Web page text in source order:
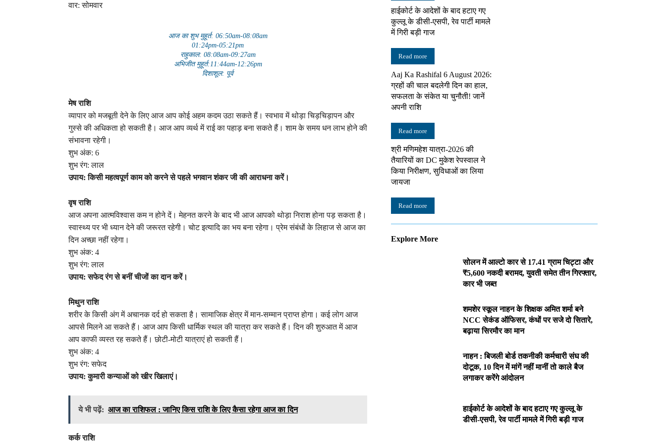
वार: सोमवार
आज का शुभ मुहूर्त: 06:50am-08:08am
01:24pm-05:21pm
राहुकाल: 08:08am-09:27am
अभिजीत मुहूर्त:11:44am-12:26pm
दिशाशूल: पूर्व
मेष राशि
व्यापार को मजबूती देने के लिए आज आप कोई अहम कदम उठा सकते हैं। स्वभाव में थोड़ा चिड़चिड़ापन और
गुस्से की अधिकता हो सकती है। आज आप व्यर्थ में राई का पहाड़ बना सकते हैं। शाम के समय धन लाभ होने की
संभावना रहेगी।
शुभ अंक: 6
शुभ रंग: लाल
उपाय: किसी महत्वपूर्ण काम को करने से पहले भगवान शंकर जी की आराधना करें।
वृष राशि
आज अपना आत्मविश्वास कम न होने दें। मेहनत करने के बाद भी आज आपको थोड़ा निराश होना पड़ सकता है।
स्वास्थ्य पर भी ध्यान देने की जरूरत रहेगी। चोट इत्यादि का भय बना रहेगा। प्रेम संबंधों के लिहाज से आज का
दिन अच्छा नहीं रहेगा।
शुभ अंक: 4
शुभ रंग: लाल
उपाय: सफेद रंग से बनीं चीजों का दान करें।
मिथुन राशि
शरीर के किसी अंग में अचानक दर्द हो सकता है। सामाजिक क्षेत्र में मान-सम्मान प्राप्त होगा। कई लोग आज
आपसे मिलने आ सकते हैं। आज आप किसी धार्मिक स्थल की यात्रा कर सकते हैं। दिन की शुरुआत में आज
आप काफी व्यस्त रह सकते हैं। छोटी-मोटी यात्राएं हो सकती हैं।
शुभ अंक: 4
शुभ रंग: सफेद
उपाय: कुमारी कन्याओं को खीर खिलाएं।
ये भी पढ़ें: आज का राशिफल : जानिए किस राशि के लिए कैसा रहेगा आज का दिन
कर्क राशि
हाईकोर्ट के आदेशों के बाद हटाए गए
कुल्लू के डीसी-एसपी, रेव पार्टी मामले
में गिरी बड़ी गाज
Read more
Aaj Ka Rashifal 6 August 2026:
ग्रहों की चाल बदलेगी दिन का हाल,
सफलता के संकेत या चुनौती! जानें
अपनी राशि
Read more
श्री मणिमहेश यात्रा-2026 की
तैयारियों का DC मुकेश रेपस्वाल ने
किया निरीक्षण, सुविधाओं का लिया
जायजा
Read more
Explore More
सोलन में आल्टो कार से 17.41 ग्राम चिट्टा और
₹5,600 नकदी बरामद, युवती समेत तीन गिरफ्तार,
कार भी जब्त
शमशेर स्कूल नाहन के शिक्षक अमित शर्मा बने
NCC सेकंड ऑफिसर, कंधों पर सजे दो सितारे,
बढ़ाया सिरमौर का मान
नाहन : बिजली बोर्ड तकनीकी कर्मचारी संघ की
दोटूक, 10 दिन में मांगें नहीं मानीं तो काले बैज
लगाकर करेंगे आंदोलन
हाईकोर्ट के आदेशों के बाद हटाए गए कुल्लू के
डीसी-एसपी, रेव पार्टी मामले में गिरी बड़ी गाज